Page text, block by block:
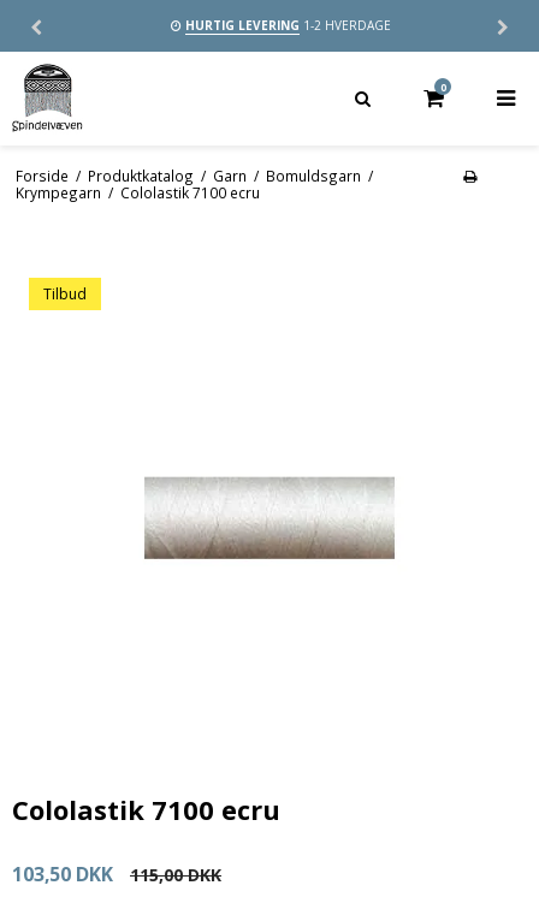
HURTIG LEVERING 1-2 HVERDAGE
0
Forside / Produktkatalog / Garn / Bomuldsgarn /
Krympegarn / Cololastik 7100 ecru
Tilbud
Cololastik 7100 ecru
103,50 DKK 115,00 DKK